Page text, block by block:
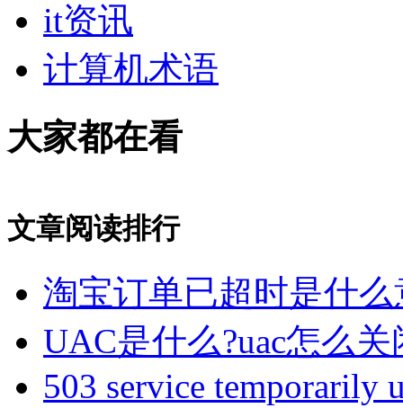
it资讯
计算机术语
大家都在看
文章阅读排行
淘宝订单已超时是什么
UAC是什么?uac怎么关
503 service temporarily